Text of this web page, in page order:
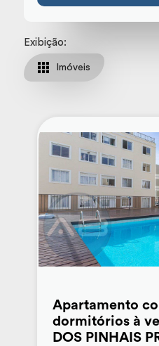
Exibição:
Imóveis
Apartamento
dormitórios à
DOS PINHAIS